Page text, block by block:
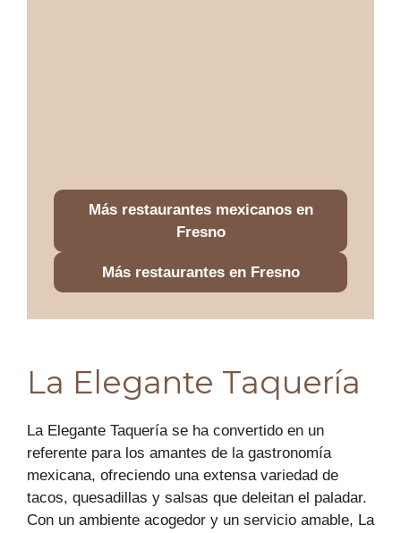
Más restaurantes mexicanos en
Fresno
Más restaurantes en Fresno
La Elegante Taquería
La Elegante Taquería se ha convertido en un
referente para los amantes de la gastronomía
mexicana, ofreciendo una extensa variedad de
tacos, quesadillas y salsas que deleitan el paladar.
Con un ambiente acogedor y un servicio amable, La